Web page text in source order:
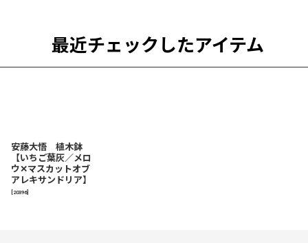
最近チェックしたアイテム
安藤大悟 植木鉢
【いちご葉灰／メロ
ウ✕マスカットオブ
アレキサンドリア】
20396]